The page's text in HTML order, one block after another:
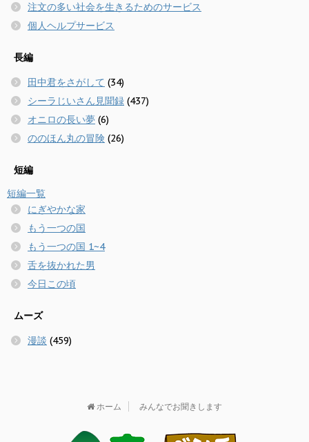
注文の多い社会を生きるためのサービス
個人ヘルプサービス
長編
田中君をさがして (34)
シーラじいさん見聞録 (437)
オニロの長い夢 (6)
ののほん丸の冒険 (26)
短編
短編一覧
にぎやかな家
もう一つの国
もう一つの国 1~4
舌を抜かれた男
今日この頃
ムーズ
漫談 (459)
ホーム みんなでお聞きします